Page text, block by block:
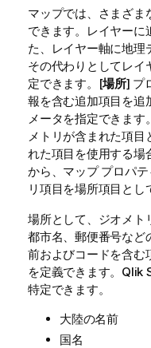
マップでは、さまざま
できます。レイヤーに
た、レイヤー軸に地理
その代わりとしてレイ
定できます。[場所] プ
報を含む追加項目を追
メータを指定できます
メトリが含まれた項目
れた項目を使用する場
から、マップ プロパ
リ項目を場所項目とし
場所として、ジオメト
都市名、郵便番号など
前およびコードを含む
を定義できます。 Qlik
特定できます。
大陸の名前
国名